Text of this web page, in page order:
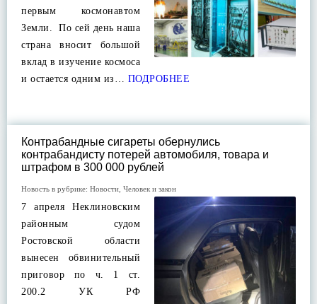
первым космонавтом
Земли. По сей день наша
страна вносит большой
вклад в изучение космоса
и остается одним из… ПОДРОБНЕЕ
Контрабандные сигареты обернулись
контрабандисту потерей автомобиля, товара и
штрафом в 300 000 рублей
Новость в рубрике: Новости Человек и закон
7 апреля Неклиновским
районным судом
Ростовской области
вынесен обвинительный
приговор по ч. 1 ст.
200.2 УК РФ